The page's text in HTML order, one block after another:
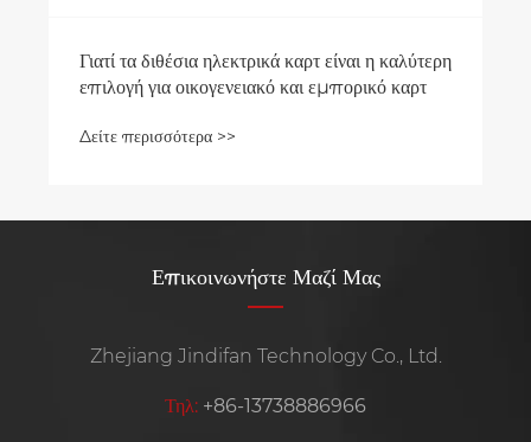
Γιατί τα διθέσια ηλεκτρικά καρτ είναι η καλύτερη
επιλογή για οικογενειακό και εμπορικό καρτ
Δείτε περισσότερα >>
Επικοινωνήστε Μαζί Μας
Zhejiang Jindifan Technology Co., Ltd.
Τηλ: +86-13738886966